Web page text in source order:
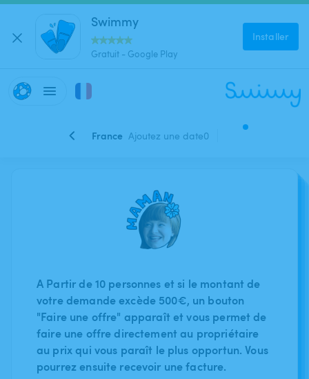
Swimmy
Gratuit - Google Play
Installer
France Ajoutez une date0
A Partir de 10 personnes et si le montant de
votre demande excède 500€, un bouton
"Faire une offre" apparaît et vous permet de
faire une offre directement au propriétaire
au prix qui vous paraît le plus opportun. Vous
pourrez ensuite recevoir une facture.